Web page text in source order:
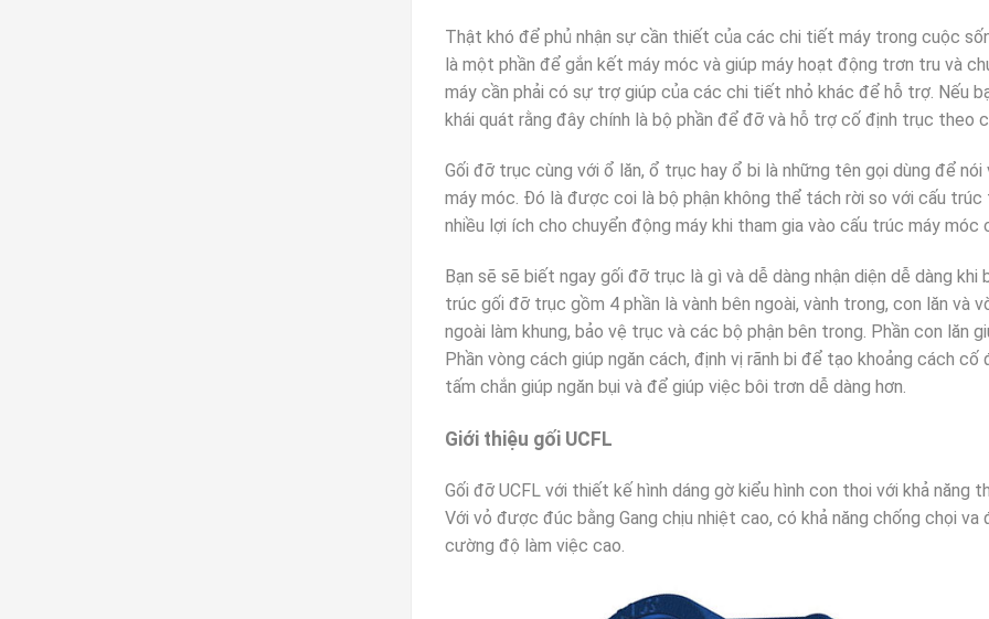
Thật khó để phủ nhận sự cần thiết của các chi tiết máy trong cuộc
là một phần để gắn kết máy móc và giúp máy hoạt động trơn tru và
máy cần phải có sự trợ giúp của các chi tiết nhỏ khác để hỗ trợ. Nếu
khái quát rằng đây chính là bộ phần để đỡ và hỗ trợ cố định trục theo
Gối đỡ trục cùng với ổ lăn, ổ trục hay ổ bi là những tên gọi dùng để
máy móc. Đó là được coi là bộ phận không thể tách rời so với cấu
nhiều lợi ích cho chuyển động máy khi tham gia vào cấu trúc máy móc
Bạn sẽ sẽ biết ngay gối đỡ trục là gì và dễ dàng nhận diện dễ dàng
trúc gối đỡ trục gồm 4 phần là vành bên ngoài, vành trong, con lăn và
ngoài làm khung, bảo vệ trục và các bộ phận bên trong. Phần con lăn
Phần vòng cách giúp ngăn cách, định vị rãnh bi để tạo khoảng cách
tấm chắn giúp ngăn bụi và để giúp việc bôi trơn dễ dàng hơn.
Giới thiệu gối UCFL
Gối đỡ UCFL với thiết kế hình dáng gờ kiểu hình con thoi với khả
Với vỏ được đúc bằng Gang chịu nhiệt cao, có khả năng chống chọi
cường độ làm việc cao.